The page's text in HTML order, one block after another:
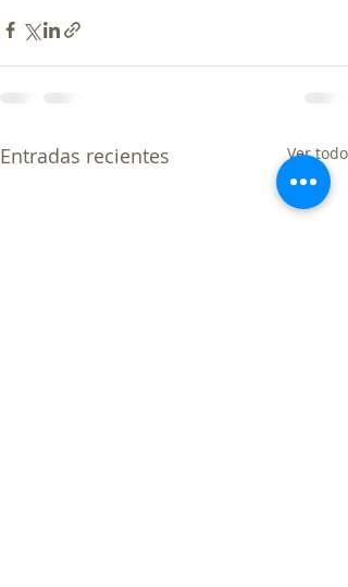
Entradas recientes Ver todo